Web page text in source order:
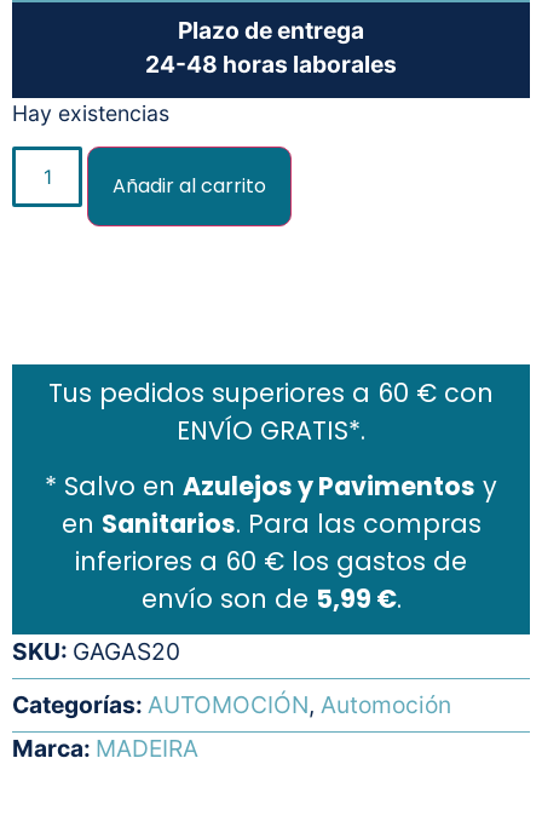
Plazo de entrega
24-48 horas laborales
Hay existencias
Añadir al carrito
Tus pedidos superiores a 60 € con
ENVÍO GRATIS*.
* Salvo en Azulejos y Pavimentos y
en Sanitarios. Para las compras
inferiores a 60 € los gastos de
envío son de 5,99 €.
SKU: GAGAS20
Categorías: AUTOMOCIÓN, Automoción
Marca: MADEIRA